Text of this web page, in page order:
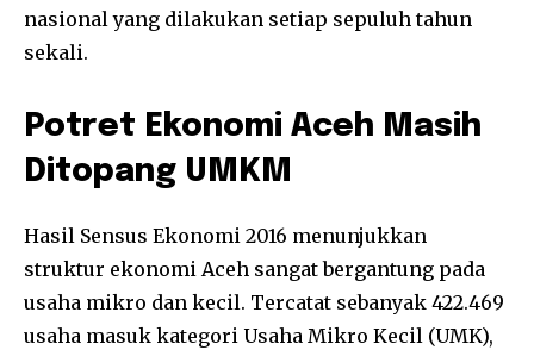
nasional yang dilakukan setiap sepuluh tahun
sekali.
Potret Ekonomi Aceh Masih
Ditopang UMKM
Hasil Sensus Ekonomi 2016 menunjukkan
struktur ekonomi Aceh sangat bergantung pada
usaha mikro dan kecil. Tercatat sebanyak 422.469
usaha masuk kategori Usaha Mikro Kecil (UMK),